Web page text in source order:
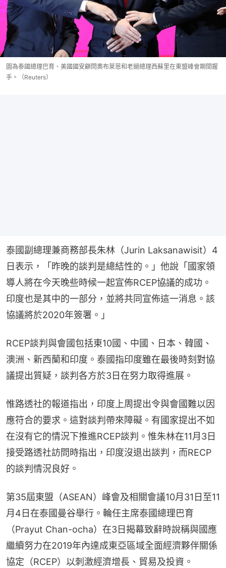
圖為泰國總理巴育、美國國安顧問奧布萊恩和老撾總理西蘇里在東盟峰會期間握
手。（Reuters）
泰國副總理兼商務部長朱林（Jurin Laksanawisit）4
日表示，「昨晚的談判是總結性的。」他說「國家領
導人將在今天晚些時候一起宣佈RCEP協議的成功。
印度也是其中的一部分，並將共同宣佈這一消息。該
協議將於2020年簽署。」
RCEP談判與會國包括東10國、中國、日本、韓國、
澳洲、新西蘭和印度。泰國指印度雖在最後時刻對協
議提出質疑，談判各方於3日在努力取得進展。
惟路透社的報道指出，印度上周提出令與會國難以因
應符合的要求。這對談判帶來障礙。有國家提出不如
在沒有它的情況下推進RCEP談判。惟朱林在11月3日
接受路透社訪問時指出，印度沒退出談判，而RECP
的談判情況良好。
第35屆東盟（ASEAN）峰會及相關會議10月31日至11
月4日在泰國曼谷舉行。輪任主席泰國總理巴育
（Prayut Chan-ocha）在3日揭幕致辭時說稱與國應
繼續努力在2019年內達成東亞區域全面經濟夥伴關係
協定（RCEP）以刺激經濟增長、貿易及投資。